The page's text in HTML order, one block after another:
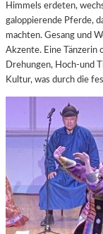
Himmels erdeten,
galoppierende Pferde,
machten. Gesang und
Akzente. Eine Tänzerin
Drehungen, Hoch-und
Kultur, was durch die